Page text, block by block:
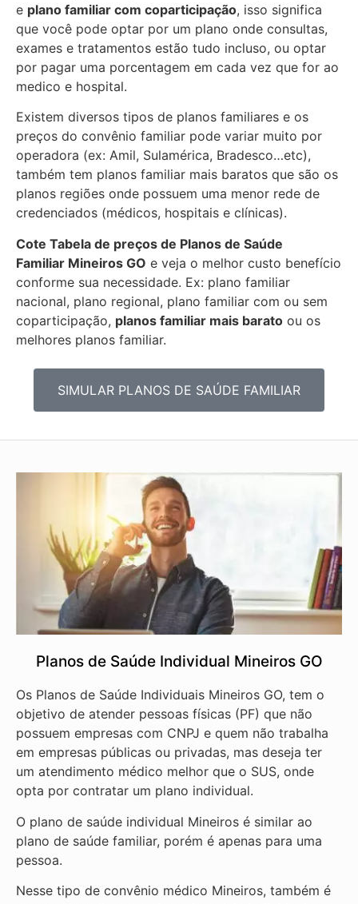
e plano familiar com coparticipação, isso significa
que você pode optar por um plano onde consultas,
exames e tratamentos estão tudo incluso, ou optar
por pagar uma porcentagem em cada vez que for ao
medico e hospital.
Existem diversos tipos de planos familiares e os
preços do convênio familiar pode variar muito por
operadora (ex: Amil, Sulamérica, Bradesco…etc),
também tem planos familiar mais baratos que são os
planos regiões onde possuem uma menor rede de
credenciados (médicos, hospitais e clínicas).
Cote Tabela de preços de Planos de Saúde
Familiar Mineiros GO e veja o melhor custo benefício
conforme sua necessidade. Ex: plano familiar
nacional, plano regional, plano familiar com ou sem
coparticipação, planos familiar mais barato ou os
melhores planos familiar.
SIMULAR PLANOS DE SAÚDE FAMILIAR
Planos de Saúde Individual Mineiros GO
Os Planos de Saúde Individuais Mineiros GO, tem o
objetivo de atender pessoas físicas (PF) que não
possuem empresas com CNPJ e quem não trabalha
em empresas públicas ou privadas, mas deseja ter
um atendimento médico melhor que o SUS, onde
opta por contratar um plano individual.
O plano de saúde individual Mineiros é similar ao
plano de saúde familiar, porém é apenas para uma
pessoa.
Nesse tipo de convênio médico Mineiros, também é